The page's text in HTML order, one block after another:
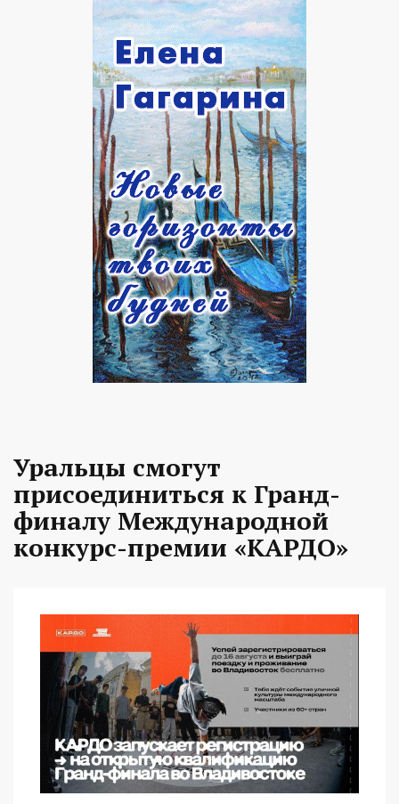
Уральцы смогут
присоединиться к Гранд-
финалу Международной
конкурс-премии «КАРДО»